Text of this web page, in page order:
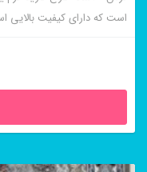
است که دارای کیفیت بالایی